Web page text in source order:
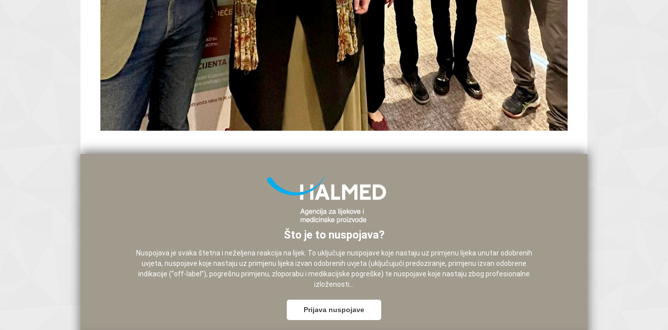
Što je to nuspojava?
Nuspojava je svaka štetna i neželjena reakcija na lijek. To uključuje nuspojave koje nastaju uz primjenu lijeka unutar odobrenih
uvjeta, nuspojave koje nastaju uz primjenu lijeka izvan odobrenih uvjeta (uključujući predoziranje, primjenu izvan odobrene
indikacije (”off-label”), pogrešnu primjenu, zloporabu i medikacijske pogreške) te nuspojave koje nastaju zbog profesionalne
izloženosti...
Prijava nuspojave